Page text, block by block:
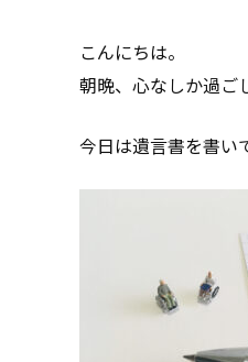
こんにちは。
朝晩、心なしか過ご
今日は遺言書を書い